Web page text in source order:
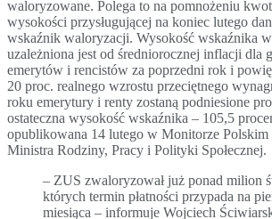
waloryzowane. Polega to na pomnożeniu
wysokości przysługującej na koniec lutego
wskaźnik waloryzacji. Wysokość wskaźnika
uzależniona jest od średniorocznej inflacji dla
emerytów i rencistów za poprzedni rok i
20 proc. realnego wzrostu przeciętnego
roku emerytury i renty zostaną podniesione
ostateczna wysokość wskaźnika – 105,5
opublikowana 14 lutego w Monitorze Polskim
Ministra Rodziny, Pracy i Polityki Społecznej.
– ZUS zwaloryzował już ponad milion
których termin płatności przypada na
miesiąca – informuje Wojciech